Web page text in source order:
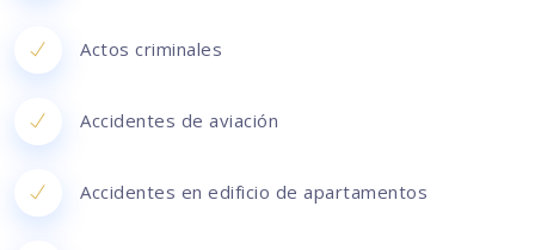
Actos criminales
Accidentes de aviación
Accidentes en edificio de apartamentos